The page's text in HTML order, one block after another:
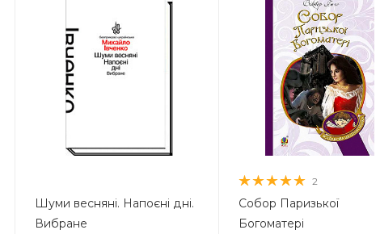
Шуми весняні. Напоєні дні.
Вибране
2
Собор Паризької
Богоматері